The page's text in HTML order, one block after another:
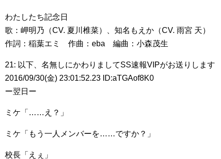
わたしたち記念日
歌：岬明乃（CV. 夏川椎菜）、知名もえか（CV. 雨宮 天）
作詞：稲葉エミ 作曲：eba 編曲：小森茂生
21: 以下、名無しにかわりましてSS速報VIPがお送りします
2016/09/30(金) 23:01:52.23 ID:aTGAof8K0
ー翌日ー
ミケ「……え？」
ミケ「もう一人メンバーを……ですか？」
校長「えぇ」